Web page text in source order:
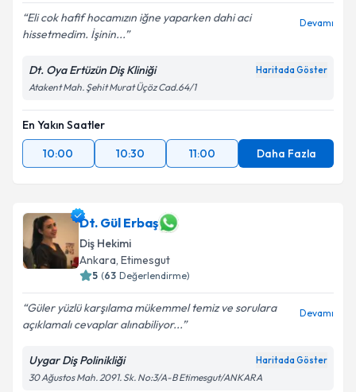
Eli cok hafif hocamızın iğne yaparken dahi aci
hissetmedim. İşinin...
Devamı
Dt. Oya Ertüzün Diş Kliniği Haritada Göster
Atakent Mah. Şehit Murat Üçöz Cad.64/1
En Yakın Saatler
10:00
10:30 11:00 Daha Fazla
Dt. Gül Erbaş
Diş Hekimi
Ankara, Etimesgut
5 (63 Değerlendirme)
Güler yüzlü karşılama mükemmel temiz ve sorulara
açıklamalı cevaplar alınabiliyor...
Devamı
Uygar Diş Polinikliği Haritada Göster
30 Ağustos Mah. 2091. Sk. No:3/A-B Etimesgut/ANKARA